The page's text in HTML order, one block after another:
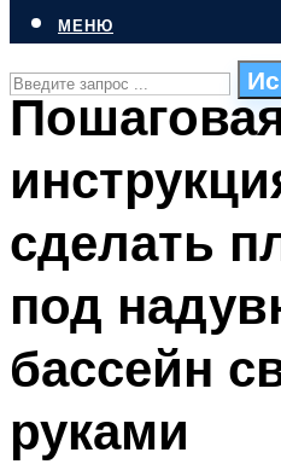
ПЛАВАНЬЕ ДЛЯ ДЕТЕЙ
БАССЕЙН ДЛЯ ДОМА
МЕНЮ
МЕНЮ
сделать
под
бассейн
руками